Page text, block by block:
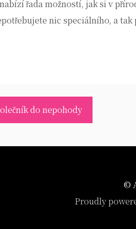
řada možností, jak si v
nic speciálního, a
do nepohody
©
Proudly